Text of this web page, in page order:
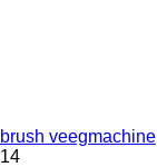
brush veegmachine
14